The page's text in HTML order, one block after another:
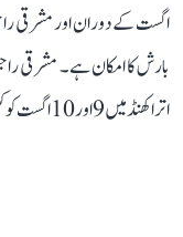
اتراکھنڈ میں 9 اور 10 اگست کو کہیں کہیں بہت زیادہ شدید بارش کا امکان ہے۔